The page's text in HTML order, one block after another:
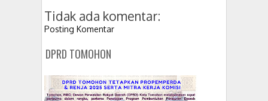
Tidak ada komentar:
Posting Komentar
DPRD TOMOHON